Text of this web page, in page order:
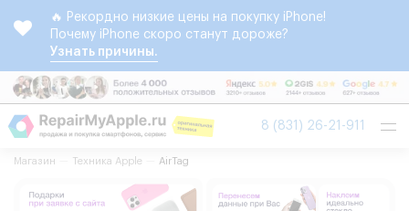
🔥 Рекордно низкие цены на покупку iPhone!
Почему iPhone скоро станут дороже?
Узнать причины.
8 (831) 26-21-911
Магазин Техника Apple AirTag